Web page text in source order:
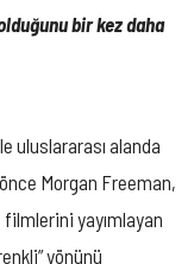
bir kez daha
uluslararası alanda
önce Morgan Freeman,
yayımlayan
yönünü